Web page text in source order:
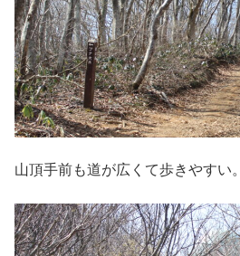
山頂手前も道が広くて歩きやすい。